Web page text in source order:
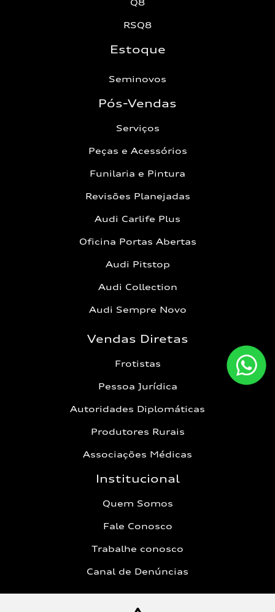
Q8
RSQ8
Estoque
Seminovos
Pós-Vendas
Serviços
Peças e Acessórios
Funilaria e Pintura
Revisões Planejadas
Audi Carlife Plus
Oficina Portas Abertas
Audi Pitstop
Audi Collection
Audi Sempre Novo
Vendas Diretas
Frotistas
Pessoa Jurídica
Autoridades Diplomáticas
Produtores Rurais
Associações Médicas
Institucional
Quem Somos
Fale Conosco
Trabalhe conosco
Canal de Denúncias